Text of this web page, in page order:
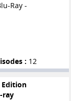
Ray -
: 12
ray